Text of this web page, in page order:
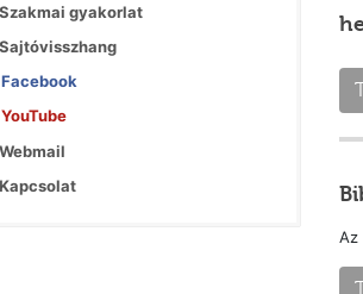
Szakmai gyakorlat
Sajtóvisszhang
Facebook
YouTube
Webmail
Kapcsolat
Az